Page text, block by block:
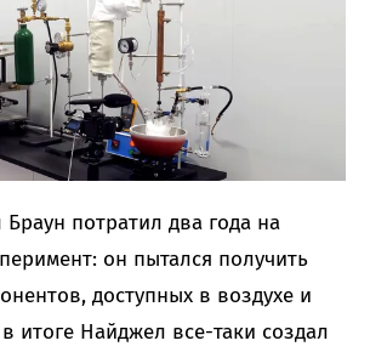
потратил два года на
он пытался получить
доступных в воздухе и
итоге Найджел все-таки создал